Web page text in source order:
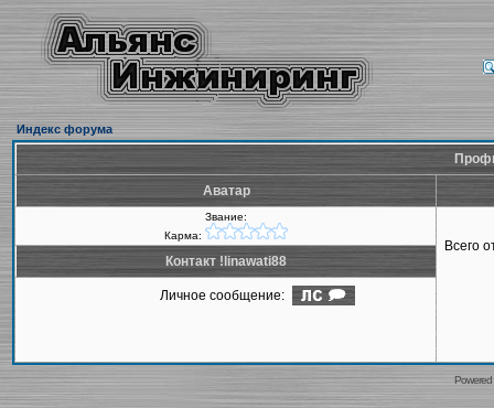
Индекс форума
Аватар
Звание:
Карма:
Всего
Контакт !linawati88
Личное сообщение: